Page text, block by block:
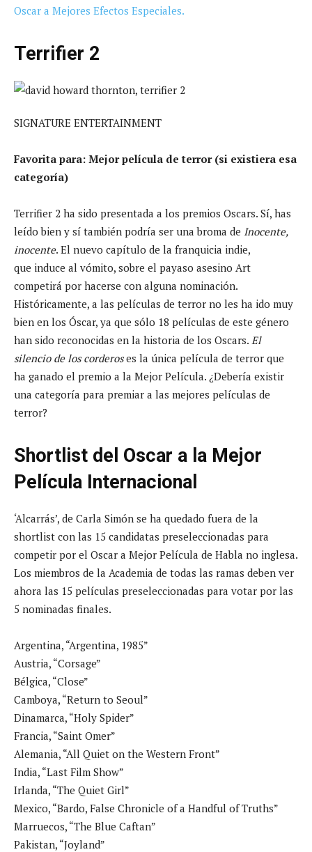
Oscar a Mejores Efectos Especiales.
Terrifier 2
SIGNATURE ENTERTAINMENT
Favorita para: Mejor película de terror (si existiera esa
categoría)
Terrifier 2 ha sido presentada a los premios Oscars. Sí, has
leído bien y sí también podría ser una broma de Inocente,
inocente. El nuevo capítulo de la franquicia indie,
que induce al vómito, sobre el payaso asesino Art
competirá por hacerse con alguna nominación.
Históricamente, a las películas de terror no les ha ido muy
bien en los Óscar, ya que sólo 18 películas de este género
han sido reconocidas en la historia de los Oscars. El
silencio de los corderoses la única película de terror que
ha ganado el premio a la Mejor Película. ¿Debería existir
una categoría para premiar a las mejores películas de
terror?
Shortlist del Oscar a la Mejor
Película Internacional
‘Alcarrás’, de Carla Simón se ha quedado fuera de la
shortlist con las 15 candidatas preseleccionadas para
competir por el Oscar a Mejor Película de Habla no inglesa.
Los miembros de la Academia de todas las ramas deben ver
ahora las 15 películas preseleccionadas para votar por las
5 nominadas finales.
Argentina, “Argentina, 1985”
Austria, “Corsage”
Bélgica, “Close”
Camboya, “Return to Seoul”
Dinamarca, “Holy Spider”
Francia, “Saint Omer”
Alemania, “All Quiet on the Western Front”
India, “Last Film Show”
Irlanda, “The Quiet Girl”
Mexico, “Bardo, False Chronicle of a Handful of Truths”
Marruecos, “The Blue Caftan”
Pakistan, “Joyland”